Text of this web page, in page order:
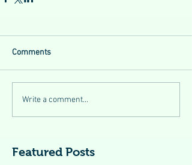
Comments
Write a comment...
Featured Posts